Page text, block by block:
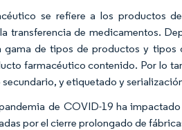
se refiere a los productos
transferencia de medicamentos.
gama de tipos de productos y
farmacéutico contenido. Por lo
y etiquetado y
de COVID-19 ha
por el cierre prolongado de